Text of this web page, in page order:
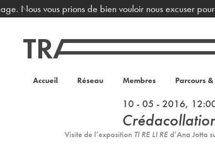
vous prions de bien vouloir nous excuser pour la
Accueil Réseau Membres Parcours
10 - 05 - 2016,
Visite de l’exposition TI RE LI REd’Ana Jotta